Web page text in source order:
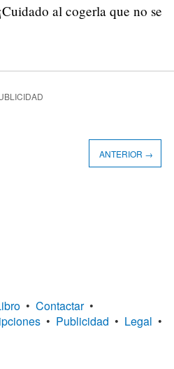
al cogerla que no se
ANTERIOR →
• Contactar •
• Publicidad • Legal •